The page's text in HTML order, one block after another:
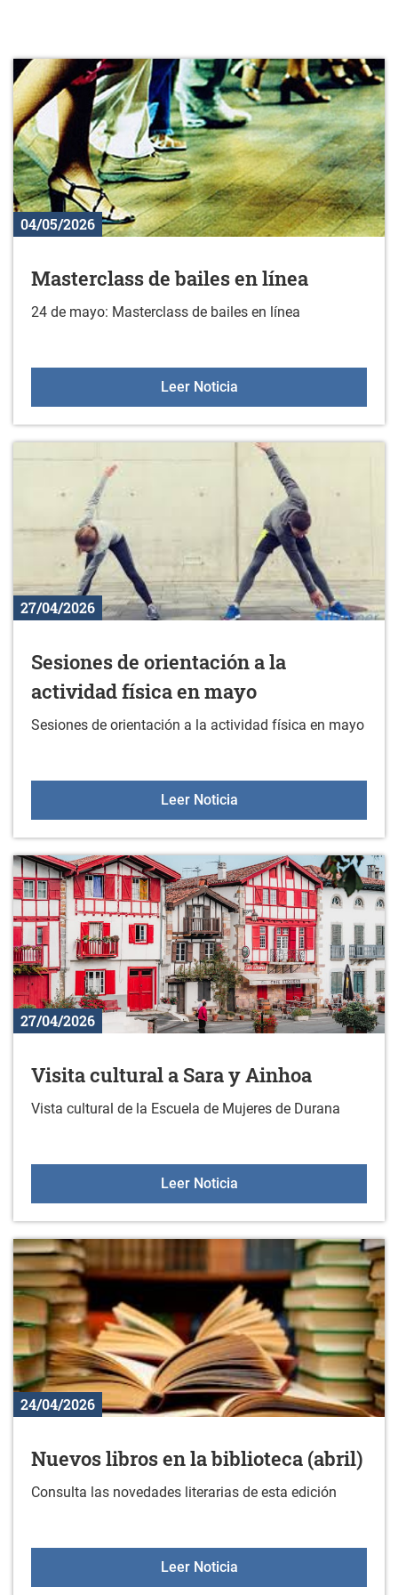
04/05/2026
Masterclass de bailes en línea
24 de mayo: Masterclass de bailes en línea
Leer NoticiaMasterclass de bailes
27/04/2026
Sesiones de orientación a la
actividad física en mayo
Sesiones de orientación a la actividad física en mayo
Leer NoticiaSesiones de orientación
27/04/2026
Visita cultural a Sara y Ainhoa
Vista cultural de la Escuela de Mujeres de Durana
Leer NoticiaVisita cultural a Sara y
24/04/2026
Nuevos libros en la biblioteca (abril)
Consulta las novedades literarias de esta edición
Leer NoticiaNuevos libros en la